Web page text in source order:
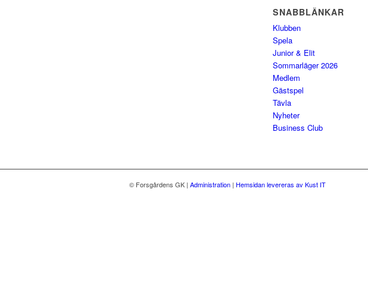
SNABBLÄNKAR
Klubben
Spela
Junior & Elit
Sommarläger 2026
Medlem
Gästspel
Tävla
Nyheter
Business Club
© Forsgårdens GK | Administration | Hemsidan levereras av Kust IT